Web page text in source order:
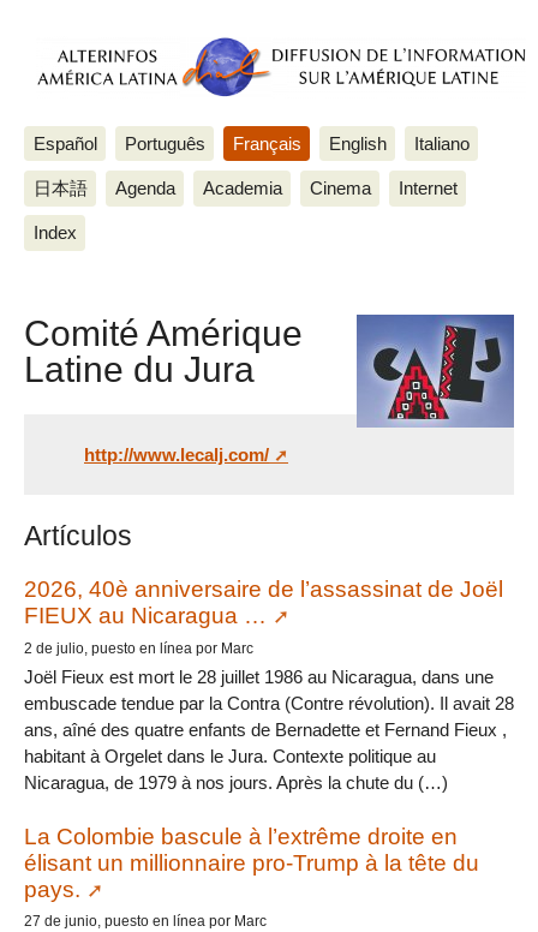
Español Português Français English Italiano
日本語 Agenda Academia Cinema Internet
Index
Comité Amérique
Latine du Jura
http://www.lecalj.com/
Artículos
2026, 40è anniversaire de l’assassinat de Joël
FIEUX au Nicaragua …
2 de julio, puesto en línea por Marc
Joël Fieux est mort le 28 juillet 1986 au Nicaragua, dans une
embuscade tendue par la Contra (Contre révolution). Il avait 28
ans, aîné des quatre enfants de Bernadette et Fernand Fieux ,
habitant à Orgelet dans le Jura. Contexte politique au
Nicaragua, de 1979 à nos jours. Après la chute du (…)
La Colombie bascule à l’extrême droite en
élisant un millionnaire pro-Trump à la tête du
pays.
27 de junio, puesto en línea por Marc